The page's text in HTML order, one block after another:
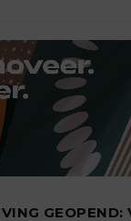
GEOPEND: